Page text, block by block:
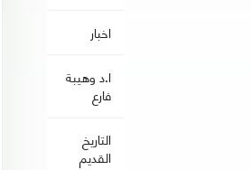
اخبار
ا.د وهيبة
فارع
التاريخ
القديم